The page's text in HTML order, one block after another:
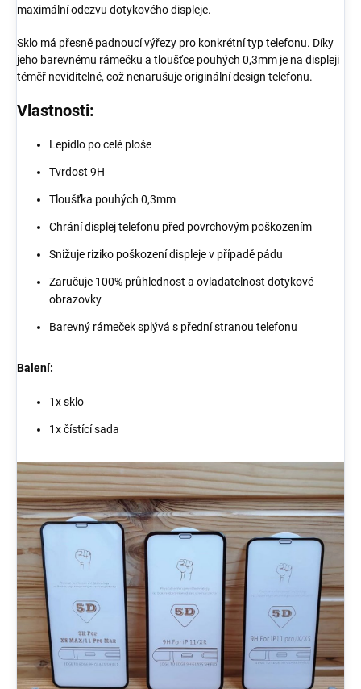
maximální odezvu dotykového displeje.
Sklo má přesně padnoucí výřezy pro konkrétní typ telefonu. Díky
jeho barevnému rámečku a tloušťce pouhých 0,3mm je na displeji
téměř neviditelné, což nenarušuje originální design telefonu.
Vlastnosti:
Lepidlo po celé ploše
Tvrdost 9H
Tloušťka pouhých 0,3mm
Chrání displej telefonu před povrchovým poškozením
Snižuje riziko poškození displeje v případě pádu
Zaručuje 100% průhlednost a ovladatelnost dotykové
obrazovky
Barevný rámeček splývá s přední stranou telefonu
Balení:
1x sklo
1x čístící sada